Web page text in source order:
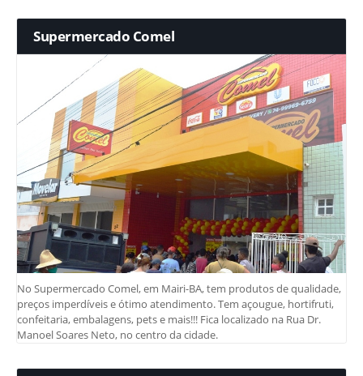
Supermercado Comel
No Supermercado Comel, em Mairi-BA, tem produtos de qualidade,
preços imperdíveis e ótimo atendimento. Tem açougue, hortifruti,
confeitaria, embalagens, pets e mais!!! Fica localizado na Rua Dr.
Manoel Soares Neto, no centro da cidade.